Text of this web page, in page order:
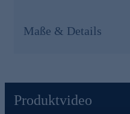
im Halskettensortiment
keine Kompromisse ein.
unserer Qualitätssicherung
strengste Prüfprozesse.
Maße & Details
Produktvideo